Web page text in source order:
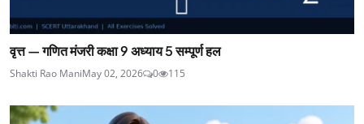
वृत्त — गणित मंजरी कक्षा 9 अध्याय 5 सम्पूर्ण हल
Shakti Rao ManiMay 02, 2026 0 115